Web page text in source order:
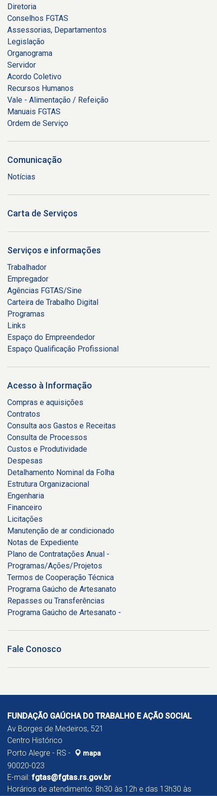
Diretoria
Conselhos FGTAS
Assessorias, Departamentos
Legislação
Organograma
Servidor
Acordo Coletivo
Recursos Humanos
Vale - Alimentação / Refeição
Manuais FGTAS
Ordem de Serviço
Comunicação
Notícias
Carta de Serviços
Serviços e informações
Trabalhador
Empregador
Agências FGTAS/Sine
Carteira de Trabalho Digital
Programas
Links
Espaço do Empreendedor
Espaço Qualificação Profissional
Acesso à Informação
Compras e aquisições
Contratos
Consulta aos Gastos e Receitas
Consulta de Processos
Custos e Produtividade
Despesas
Detalhamento Nominal da Folha
Estrutura Organizacional
Engenharia
Financeiro
Licitações
Manutenção de ar condicionado
Notas de Expediente
Plano de Contratações Anual -
Programas/Ações/Projetos
Termos de Cooperação Técnica
Programa Gaúcho de Artesanato
Repasses ou Transferências
Programa Gaúcho de Artesanato -
Fale Conosco
FUNDAÇÃO GAÚCHA DO TRABALHO E AÇÃO SOCIAL
Av Borges de Medeiros, 521
Centro Histórico
Porto Alegre - RS -
mapa
90020-023
E-mail: fgtas@fgtas.rs.gov.br
Horários de atendimento: 8h30 às 12h e das 13h30 às